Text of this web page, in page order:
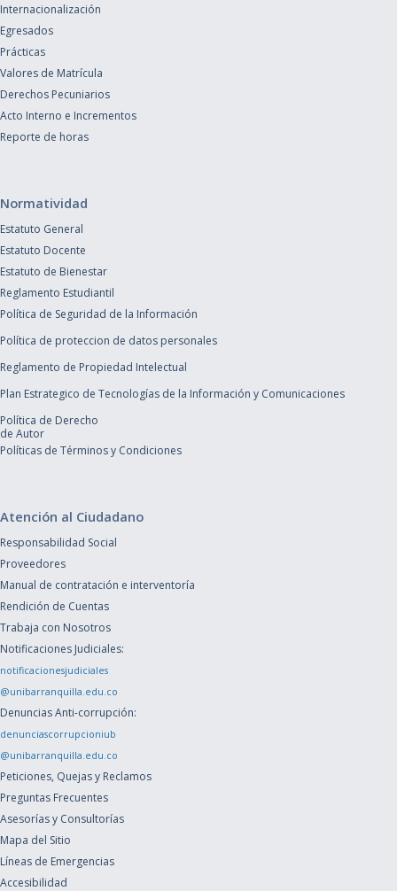
Internacionalización
Egresados
Prácticas
Valores de Matrícula
Derechos Pecuniarios
Acto Interno e Incrementos
Reporte de horas
Normatividad
Estatuto General
Estatuto Docente
Estatuto de Bienestar
Reglamento Estudiantil
Política de Seguridad de la Información
Política de proteccion de datos personales
Reglamento de Propiedad Intelectual
Plan Estrategico de Tecnologías de la Información y Comunicaciones
Política de Derecho
de Autor
Políticas de Términos y Condiciones
Atención al Ciudadano
Responsabilidad Social
Proveedores
Manual de contratación e interventoría
Rendición de Cuentas
Trabaja con Nosotros
Notificaciones Judiciales:
notificacionesjudiciales
@unibarranquilla.edu.co
Denuncias Anti-corrupción:
denunciascorrupcioniub
@unibarranquilla.edu.co
Peticiones, Quejas y Reclamos
Preguntas Frecuentes
Asesorías y Consultorías
Mapa del Sitio
Líneas de Emergencias
Accesibilidad